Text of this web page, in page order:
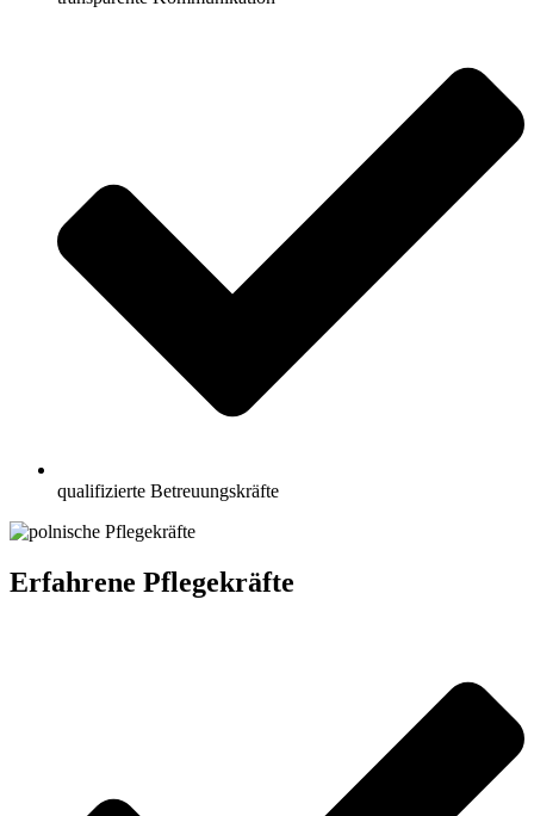
qualifizierte Betreuungskräfte
Erfahrene Pflegekräfte